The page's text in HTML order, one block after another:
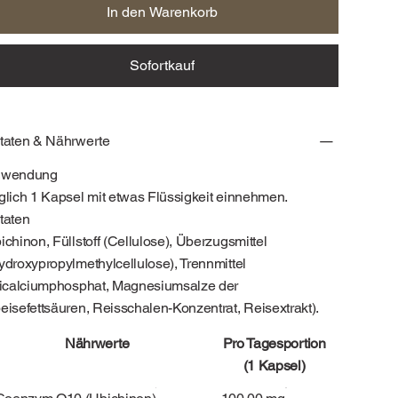
In den Warenkorb
Sofortkauf
& Nährwerte
1 Kapsel mit etwas Flüssigkeit einnehmen.
Füllstoff (Cellulose), Überzugsmittel
Trennmittel
Magnesiumsalze der
Reisschalen-Konzentrat, Reisextrakt).
Nährwerte
Pro Tagesportion
(1 Kapsel)